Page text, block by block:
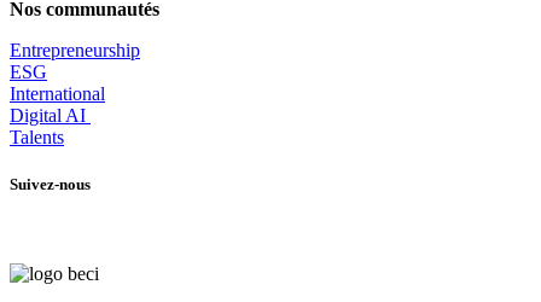
Nos communautés
Entrepreneurship
ESG
International
Digital AI
Talents
Suivez-nous